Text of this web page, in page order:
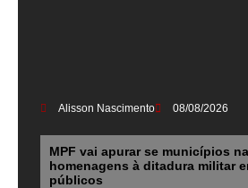
Alisson Nascimento 08/08/2026
MPF vai apurar se municípios
homenagens à ditadura militar
públicos